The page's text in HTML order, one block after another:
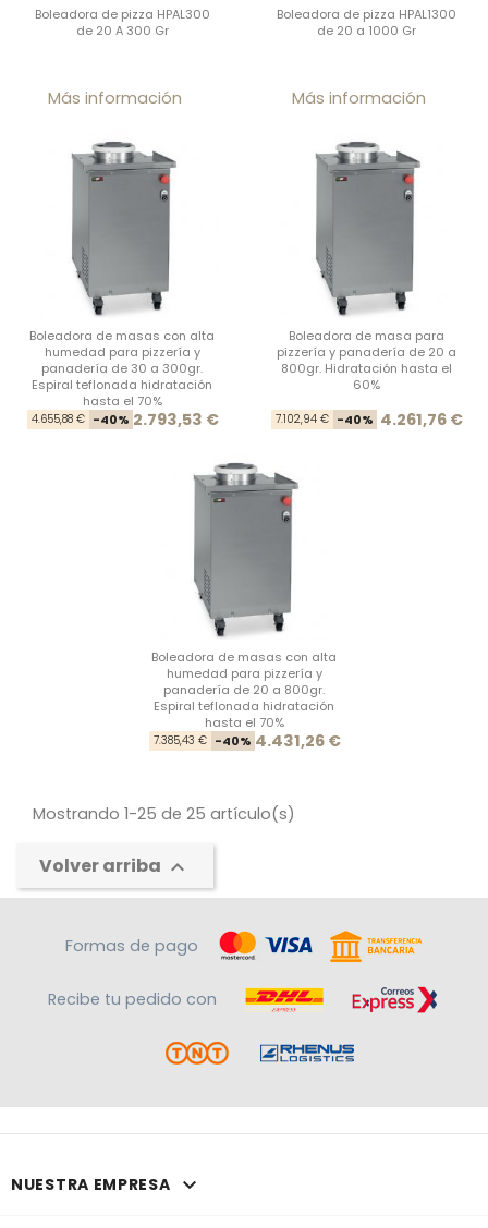
Boleadora de pizza HPAL300
de 20 A 300 Gr
Más información
Boleadora de pizza HPAL1300
de 20 a 1000 Gr
Más información
Boleadora de masas con alta
humedad para pizzería y
panadería de 30 a 300gr.
Espiral teflonada hidratación
hasta el 70%
Precio base
4.655,88 € -40% Precio
2.793,53 €
Boleadora de masa para
pizzería y panadería de 20 a
800gr. Hidratación hasta el
60%
7.102,94 € -40% 4.261,76 €
Boleadora de masas con alta
humedad para pizzería y
panadería de 20 a 800gr.
Espiral teflonada hidratación
hasta el 70%
Precio base
7.385,43 € -40% Precio
4.431,26 €
Mostrando 1-25 de 25 artículo(s)
Volver arriba 
Formas de pago
Recibe tu pedido con
NUESTRA EMPRESA 